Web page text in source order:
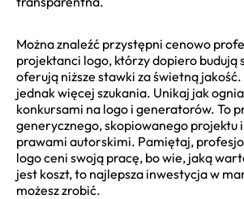
Można znaleźć przystępni cenowo
projektanci logo, którzy dopiero budują
oferują niższe stawki za świetną
jednak więcej szukania. Unikaj jak
konkursami na logo i generatorów. To
generycznego, skopiowanego projektu
prawami autorskimi. Pamiętaj,
logo ceni swoją pracę, bo wie, jaką
jest koszt, to najlepsza inwestycja w
możesz zrobić.